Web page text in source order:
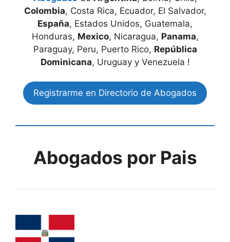
Colombia, Costa Rica, Ecuador, El Salvador,
España, Estados Unidos, Guatemala,
Honduras, Mexico, Nicaragua, Panama,
Paraguay, Peru, Puerto Rico, República
Dominicana, Uruguay y Venezuela !
Registrarme en Directorio de Abogados
Abogados por Pais